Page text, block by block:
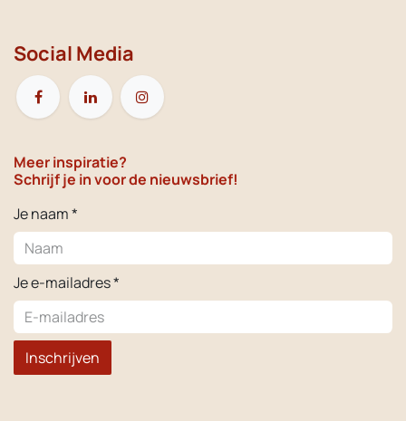
Social Media
Meer inspiratie?
Schrijf je in voor de nieuwsbrief!
Je naam *
Je e-mailadres *
Inschrijven